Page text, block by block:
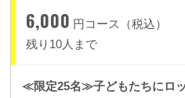
6,000 円コース（税込）
残り10人まで
≪限定25名≫子どもたちにロ